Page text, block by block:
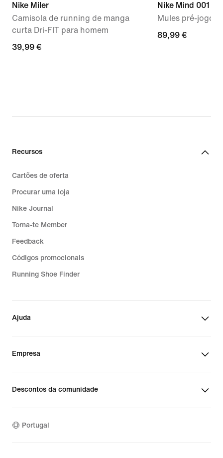
Nike Miler
Camisola de running de manga
curta Dri-FIT para homem
39,99
39,99 €
Nike Mind 001
Mules pré-jogo
89,99
89,99 €
Recursos
Cartões de oferta
Procurar uma loja
Nike Journal
Torna-te Member
Feedback
Códigos promocionais
Running Shoe Finder
Ajuda
Empresa
Descontos da comunidade
Portugal